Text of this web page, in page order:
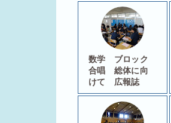
数学 ブロック
合唱 総体に向
けて 広報誌